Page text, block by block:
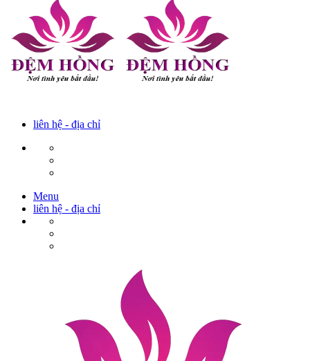
liên hệ - địa chỉ
Menu
liên hệ - địa chỉ